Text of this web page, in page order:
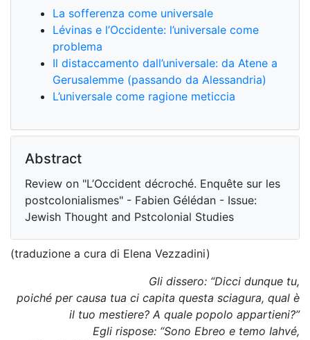
La sofferenza come universale
Lévinas e l’Occidente: l’universale come
problema
Il distaccamento dall’universale: da Atene a
Gerusalemme (passando da Alessandria)
L’universale come ragione meticcia
Abstract
Review on "L’Occident décroché. Enquête sur les
postcolonialismes" - Fabien Gélédan - Issue:
Jewish Thought and Pstcolonial Studies
(traduzione a cura di Elena Vezzadini)
Gli dissero: “Dicci dunque tu,
poiché per causa tua ci capita questa sciagura, qual è
il tuo mestiere? A quale popolo appartieni?”
Egli rispose: “Sono Ebreo e temo Iahvé,